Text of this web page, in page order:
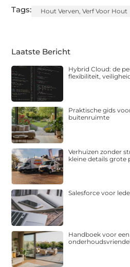
Tags: Hout Verven ,Verf Voor Hout
Laatste Bericht
Hybrid Cloud: de
flexibiliteit,
Praktische gids
buitenruimte
Verhuizen zonder
kleine details grote
Salesforce voor
Handboek voor